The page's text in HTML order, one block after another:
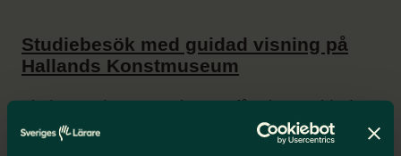
Studiebesök med guidad visning på
Hallands Konstmuseum
Tisdagen den 19 maj 11.00 får vi en guidad
visning på Hallands Konstmuseum av